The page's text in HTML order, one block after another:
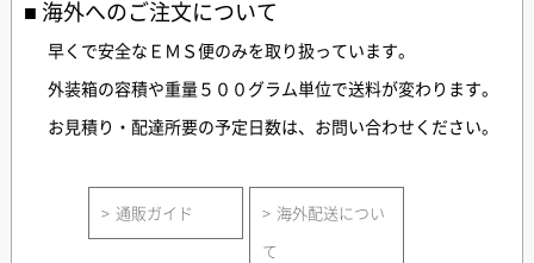
海外へのご注文について
早くで安全なＥＭＳ便のみを取り扱っています。
外装箱の容積や重量５００グラム単位で送料が変わります。
お見積り・配達所要の予定日数は、お問い合わせください。
通販ガイド
海外配送につい
て